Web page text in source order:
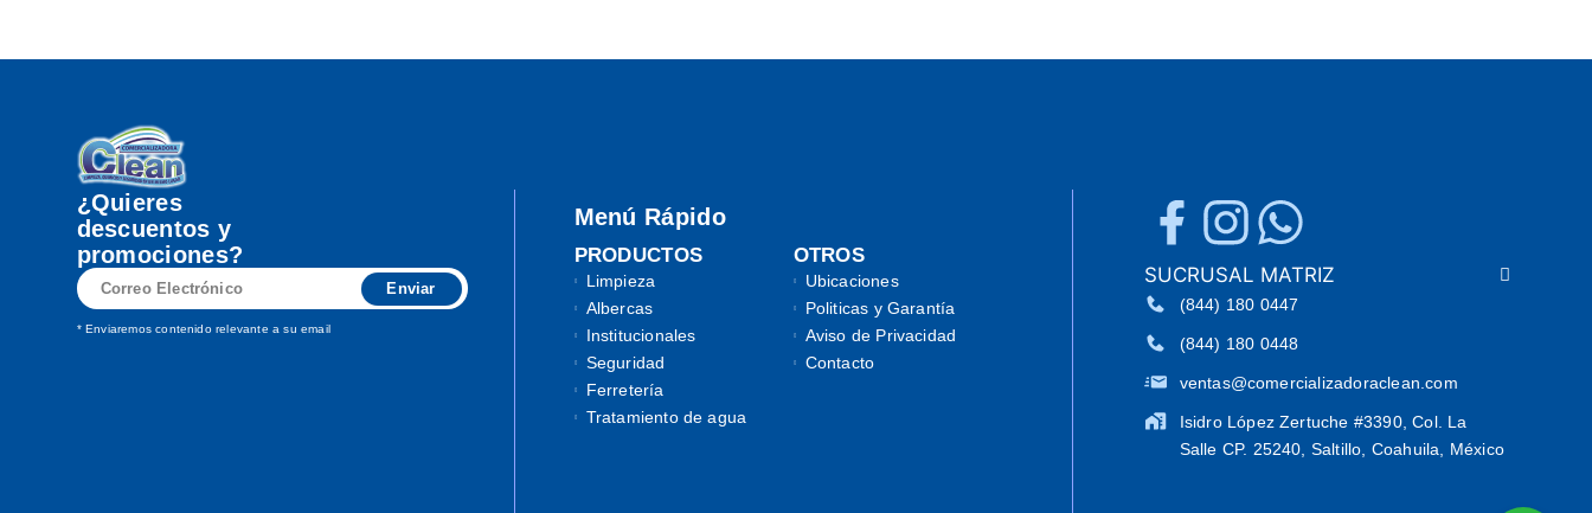
¿Quieres
descuentos y
promociones?
Correo
Electrónico
Enviar
* Enviaremos contenido relevante a su email
Menú Rápido
PRODUCTOS
Limpieza
Albercas
Institucionales
Seguridad
Ferretería
Tratamiento de agua
OTROS
Ubicaciones
Politicas y Garantía
Aviso de Privacidad
Contacto
SUCRUSAL MATRIZ
(844) 180 0447
(844) 180 0448
ventas@comercializadoraclean.com
Isidro López Zertuche #3390, Col. La
Salle CP. 25240, Saltillo, Coahuila, México